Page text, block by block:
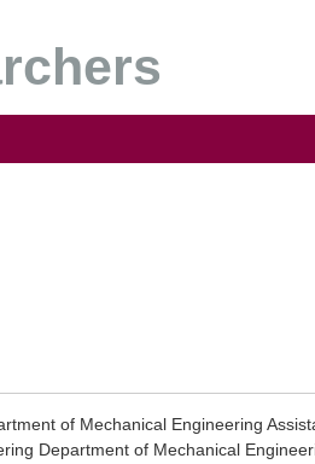
of Mechanical Engineering
Department of Mechanical